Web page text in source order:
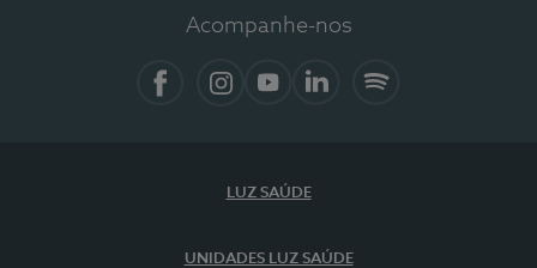
Acompanhe-nos
LUZ SAÚDE
UNIDADES LUZ SAÚDE